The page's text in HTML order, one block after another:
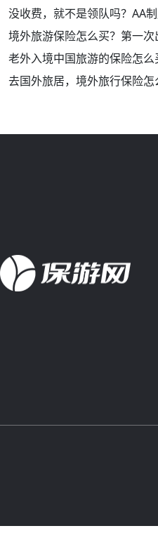
境外旅游保险怎么买？第一次